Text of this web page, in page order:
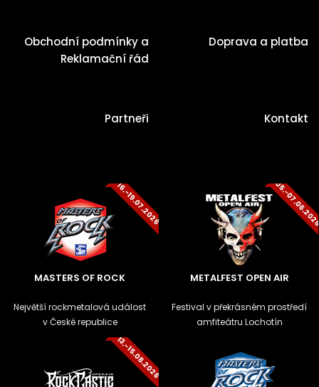
Obchodní podmínky a
Reklamační řád
Doprava a platba
Partneři Kontakt
16.-19.07.2026
MASTERS OF ROCK
Největší rockmetalová událost
v České republice
05.-
METALFEST OPEN AIR
Festival v překrásném prostředí
amfiteátru Lochotín
13.-15.08.2026